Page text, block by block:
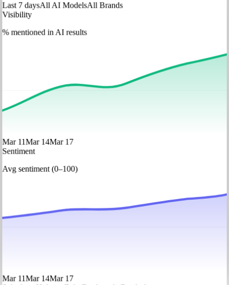
Last 7 daysAll AI ModelsAll Brands
Visibility
% mentioned in AI results
Mar 11Mar 14Mar 17
Sentiment
Avg sentiment (0–100)
Mar 11Mar 14Mar 17